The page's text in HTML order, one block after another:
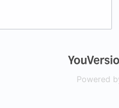
Powered